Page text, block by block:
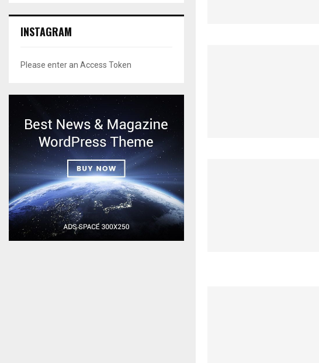
INSTAGRAM
Please enter an Access Token